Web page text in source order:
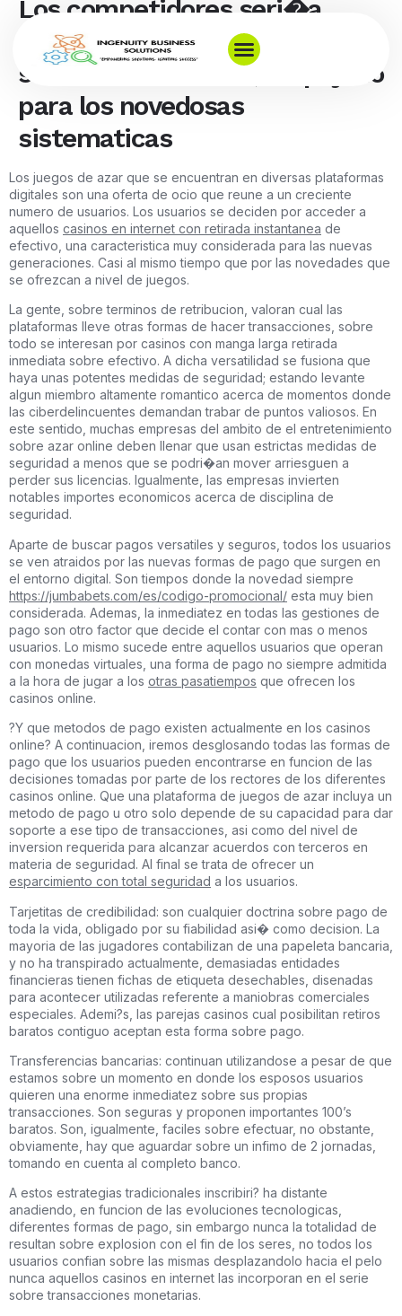
Los competidores seri�a
algun signo de su excepcional
sanidad de el sector, empujado
para los novedosas
sistematicas
Los juegos de azar que se encuentran en diversas plataformas
digitales son una oferta de ocio que reune a un creciente
numero de usuarios. Los usuarios se deciden por acceder a
aquellos casinos en internet con retirada instantanea de
efectivo, una caracteristica muy considerada para las nuevas
generaciones. Casi al mismo tiempo que por las novedades que
se ofrezcan a nivel de juegos.
La gente, sobre terminos de retribucion, valoran cual las
plataformas lleve otras formas de hacer transacciones, sobre
todo se interesan por casinos con manga larga retirada
inmediata sobre efectivo. A dicha versatilidad se fusiona que
haya unas potentes medidas de seguridad; estando levante
algun miembro altamente romantico acerca de momentos donde
las ciberdelincuentes demandan trabar de puntos valiosos. En
este sentido, muchas empresas del ambito de el entretenimiento
sobre azar online deben llenar que usan estrictas medidas de
seguridad a menos que se podri�an mover arriesguen a
perder sus licencias. Igualmente, las empresas invierten
notables importes economicos acerca de disciplina de
seguridad.
Aparte de buscar pagos versatiles y seguros, todos los usuarios
se ven atraidos por las nuevas formas de pago que surgen en
el entorno digital. Son tiempos donde la novedad siempre
https://jumbabets.com/es/codigo-promocional/ esta muy bien
considerada. Ademas, la inmediatez en todas las gestiones de
pago son otro factor que decide el contar con mas o menos
usuarios. Lo mismo sucede entre aquellos usuarios que operan
con monedas virtuales, una forma de pago no siempre admitida
a la hora de jugar a los otras pasatiempos que ofrecen los
casinos online.
?Y que metodos de pago existen actualmente en los casinos
online? A continuacion, iremos desglosando todas las formas de
pago que los usuarios pueden encontrarse en funcion de las
decisiones tomadas por parte de los rectores de los diferentes
casinos online. Que una plataforma de juegos de azar incluya un
metodo de pago u otro solo depende de su capacidad para dar
soporte a ese tipo de transacciones, asi como del nivel de
inversion requerida para alcanzar acuerdos con terceros en
materia de seguridad. Al final se trata de ofrecer un
esparcimiento con total seguridad a los usuarios.
Tarjetitas de credibilidad: son cualquier doctrina sobre pago de
toda la vida, obligado por su fiabilidad asi� como decision. La
mayoria de las jugadores contabilizan de una papeleta bancaria,
y no ha transpirado actualmente, demasiadas entidades
financieras tienen fichas de etiqueta desechables, disenadas
para acontecer utilizadas referente a maniobras comerciales
especiales. Ademi?s, las parejas casinos cual posibilitan retiros
baratos contiguo aceptan esta forma sobre pago.
Transferencias bancarias: continuan utilizandose a pesar de que
estamos sobre un momento en donde los esposos usuarios
quieren una enorme inmediatez sobre sus propias
transacciones. Son seguras y proponen importantes 100’s
baratos. Son, igualmente, faciles sobre efectuar, no obstante,
obviamente, hay que aguardar sobre un infimo de 2 jornadas,
tomando en cuenta al completo banco.
A estos estrategias tradicionales inscribiri? ha distante
anadiendo, en funcion de las evoluciones tecnologicas,
diferentes formas de pago, sin embargo nunca la totalidad de
resultan sobre explosion con el fin de los seres, no todos los
usuarios confian sobre las mismas desplazandolo hacia el pelo
nunca aquellos casinos en internet las incorporan en el serie
sobre transacciones monetarias.